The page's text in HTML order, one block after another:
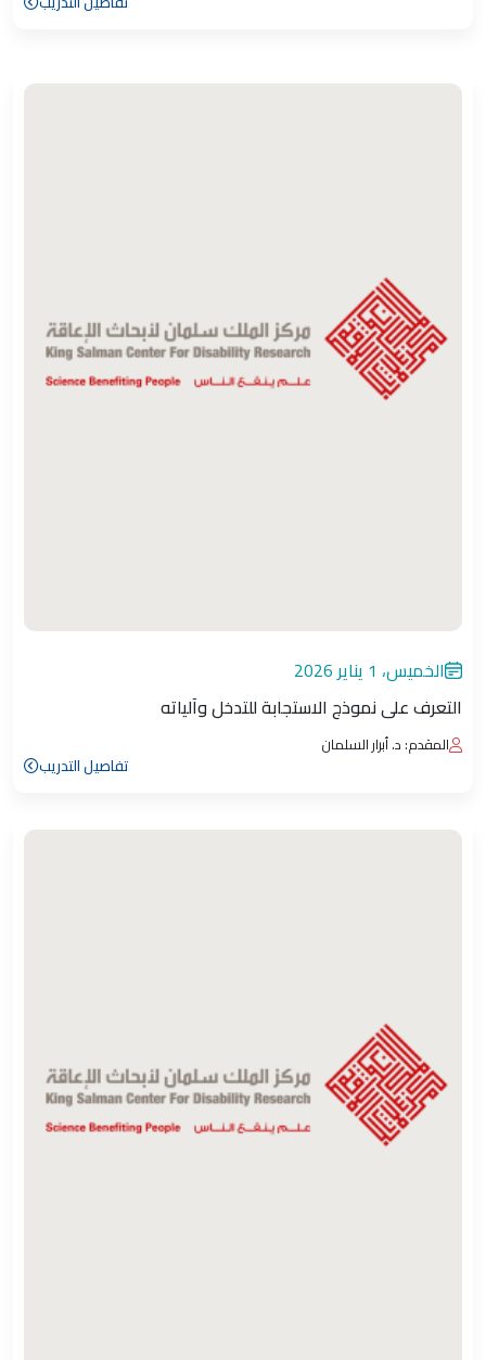
الخميس، 1 يناير 2026
التعرف على نموذج الاستجابة للتدخل وآلياته
المقدم: د. أبرار السلمان
تفاصيل التدريب